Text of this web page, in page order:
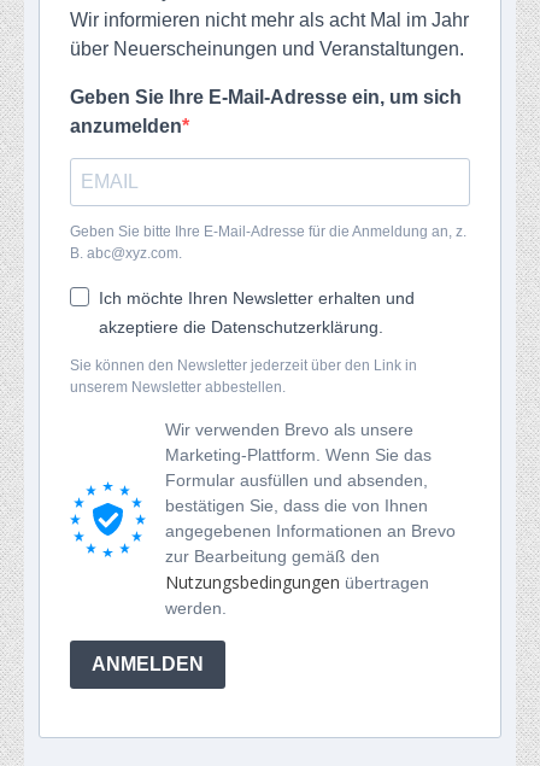
Wir informieren nicht mehr als acht Mal im Jahr
über Neuerscheinungen und Veranstaltungen.
Geben Sie Ihre E-Mail-Adresse ein, um sich
anzumelden
Geben Sie bitte Ihre E-Mail-Adresse für die Anmeldung an, z.
B. abc@xyz.com.
Ich möchte Ihren Newsletter erhalten und
akzeptiere die Datenschutzerklärung.
Sie können den Newsletter jederzeit über den Link in
unserem Newsletter abbestellen.
Wir verwenden Brevo als unsere
Marketing-Plattform. Wenn Sie das
Formular ausfüllen und absenden,
bestätigen Sie, dass die von Ihnen
angegebenen Informationen an Brevo
zur Bearbeitung gemäß den
Nutzungsbedingungen übertragen
werden.
ANMELDEN